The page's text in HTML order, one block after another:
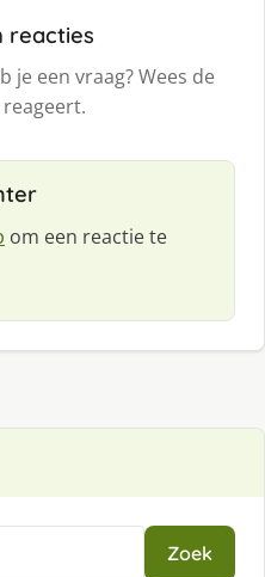
reacties
je een vraag? Wees de
om een reactie te
Zoek